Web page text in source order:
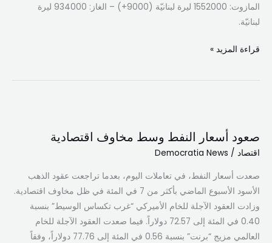
المازوت: 1552000 ليرة لبنانيّة (9000+) – الغاز: 934000 ليرة
لبنانيّة.
قراءة المزيد »
صعود أسعار النفط وسط مخاوف اقتصادية
اقتصاد /
Democratia News
صعدت أسعار النفط، في تعاملات اليوم، بعدما تراجعت عقود الذهب
الأسود الأسبوع الماضي بأكثر من 7 في المئة في ظل مخاوف اقتصادية.
وزادت العقود الآجلة للخام الأميركي “غرب تكساس الوسيط” بنسبة
0.40 في المئة إلى 72.57 دولاراً. فيما صعدت العقود الآجلة للخام
العالمي مزيج “برنت” بنسبة 0.56 في المئة إلى 77.76 دولاراً، وفقاً
النفط
وسط
اقتصادية